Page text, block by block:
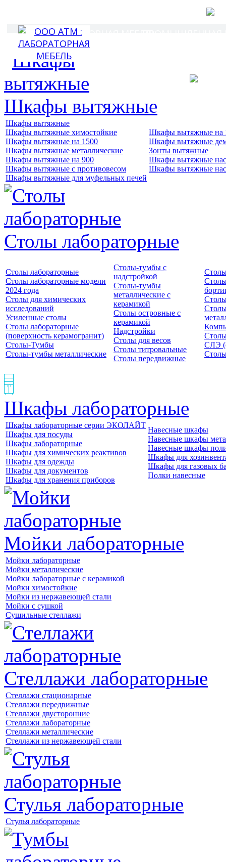
ЛАБОРАТОРНАЯ МЕБЕЛЬ
Лабораторная
Шкафы вытяжные
Шкафы вытяжные
Шкафы вытяжные химостойкие
Шкафы вытяжные на 1500
Шкафы вытяжные металлические
Шкафы вытяжные на 900
Шкафы вытяжные с противовесом
Шкафы вытяжные для муфельных печей
Шкафы вытяжные на
Шкафы вытяжные
Зонты вытяжные
Шкафы вытяжные
Шкафы вытяжные
Столы лабораторные
Столы лабораторные
Столы лабораторные модели
2024 года
Столы для химических
исследований
Усиленные столы
Столы лабораторные
(поверхность керамогранит)
Столы-Тумбы
Столы-тумбы металлические
Столы-тумбы с
надстройкой
Столы-тумбы
металлические с
керамикой
Столы островные с
керамикой
Надстройки
Столы для весов
Столы титровальные
Столы передвижные
СЛЭ
Шкафы лабораторные
Шкафы лабораторные серии ЭКОЛАЙТ
Шкафы для посуды
Шкафы лабораторные
Шкафы для химических реактивов
Шкафы для одежды
Шкафы для документов
Шкафы для хранения приборов
Навесные шкафы
Навесные шкафы
Навесные шкафы
Шкафы для
Шкафы для газовых
Полки навесные
Мойки лабораторные
Мойки лабораторные
Мойки металлические
Мойки лабораторные с керамикой
Мойки химостойкие
Мойки из нержавеющей стали
Мойки с сушкой
Сушильные стеллажи
Стеллажи лабораторные
Стеллажи стационарные
Стеллажи передвижные
Стеллажи двусторонние
Стеллажи лабораторные
Стеллажи металлические
Стеллажи из нержавеющей стали
Стулья лабораторные
Стулья лабораторные